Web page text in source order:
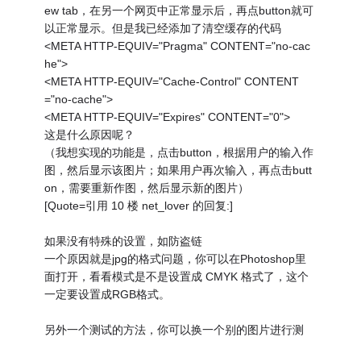
ew tab，在另一个网页中正常显示后，再点button就可
以正常显示。但是我已经添加了清空缓存的代码
<META HTTP-EQUIV="Pragma" CONTENT="no-cac
he">
<META HTTP-EQUIV="Cache-Control" CONTENT
="no-cache">
<META HTTP-EQUIV="Expires" CONTENT="0">
这是什么原因呢？
（我想实现的功能是，点击button，根据用户的输入作
图，然后显示该图片；如果用户再次输入，再点击butt
on，需要重新作图，然后显示新的图片）
[Quote=引用 10 楼 net_lover 的回复:]
如果没有特殊的设置，如防盗链
一个原因就是jpg的格式问题，你可以在Photoshop里
面打开，看看模式是不是设置成 CMYK 格式了，这个
一定要设置成RGB格式。
另外一个测试的方法，你可以换一个别的图片进行测